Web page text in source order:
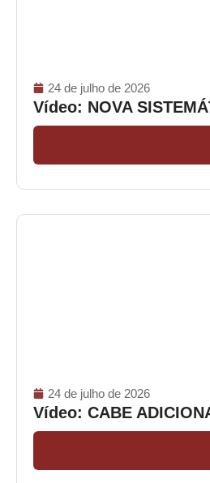
24 de julho de 2026
Vídeo: NOVA
24 de julho de 2026
Vídeo: CABE